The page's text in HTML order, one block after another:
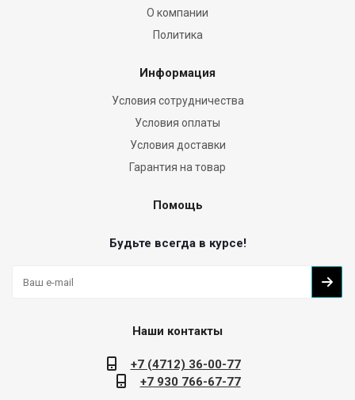
О компании
Политика
Информация
Условия сотрудничества
Условия оплаты
Условия доставки
Гарантия на товар
Помощь
Будьте всегда в курсе!
Наши контакты
+7 (4712) 36-00-77
+7 930 766-67-77